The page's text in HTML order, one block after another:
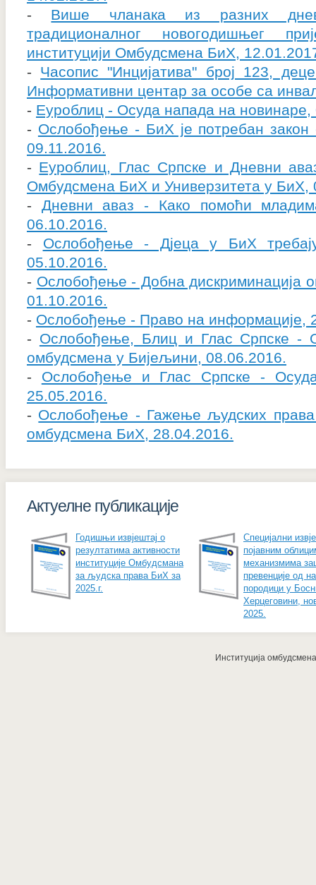
- Више чланака из разних
традиционалног новогодишњег
институцији Омбудсмена БиХ,
- Часопис "Инцијатива" број 123,
Информативни центар за особе са
- Еуроблиц - Осуда напада на
- Ослобођење - БиХ је потребан закон
09.11.2016.
- Еуроблиц, Глас Српске и Дневни
Омбудсмена БиХ и Универзитета у БиХ,
- Дневни аваз - Како помоћи
06.10.2016.
- Ослобођење - Дјеца у БиХ
05.10.2016.
- Ослобођење - Добна дискриминација
01.10.2016.
- Ослобођење - Право на информације,
- Ослобођење, Блиц и Глас Српске -
омбудсмена у Бијељини, 08.06.2016.
- Ослобођење и Глас Српске -
25.05.2016.
- Ослобођење - Гажење људских права
омбудсмена БиХ, 28.04.2016.
Актуелне публикације
Годишњи извјештај о
резултатима активности
институције Омбудсмана
за људска права БиХ за
2025.г.
Специјални
појавним
механизмима
превенције од
породици у
Херцеговини,
2025.
Институција